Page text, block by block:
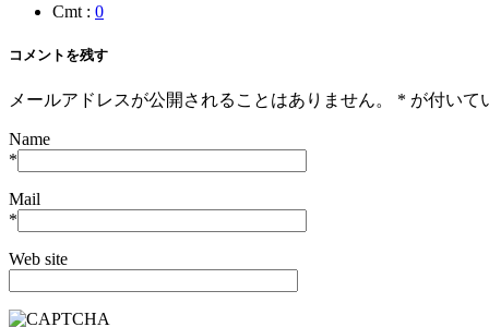
Cmt : 0
コメントを残す
メールアドレスが公開されることはありません。 * が付いて
Name
*
Mail
*
Web site